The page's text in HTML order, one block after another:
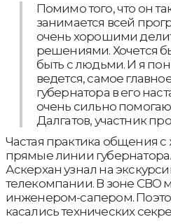
Помимо того, что он
занимается всей
очень хорошими
решениями. Хочется
быть с людьми. И я
ведется, самое
губернатора в его
очень сильно
Далгатов, участник
Частая практика общения
прямые линии
Аскерхан узнал на
телекомпании. В зоне СВО
инженером-сапером.
касались технических